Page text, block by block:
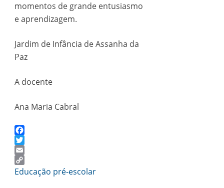
momentos de grande entusiasmo
e aprendizagem.
Jardim de Infância de Assanha da
Paz
A docente
Ana Maria Cabral
Facebook
Twitter
Email
Copy
Educação pré-escolar